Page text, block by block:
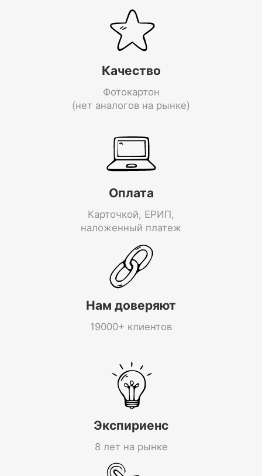
Качество
Фотокартон
(нет аналогов на рынке)
Оплата
Карточкой, ЕРИП,
наложенный платеж
Нам доверяют
19000+ клиентов
Экспириенс
8 лет на рынке